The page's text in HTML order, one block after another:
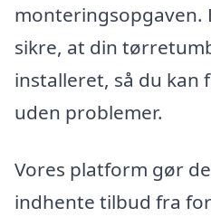
monteringsopgaven.
sikre, at din
installeret, så du kan
uden problemer.
Vores platform gør
indhente tilbud fra